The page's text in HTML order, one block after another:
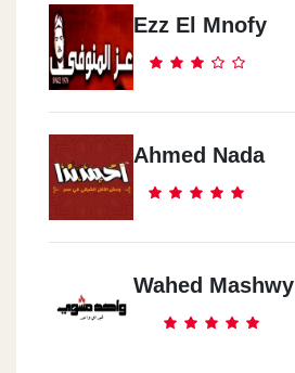
Ezz El Mnofy
Ahmed Nada
Wahed Mashwy